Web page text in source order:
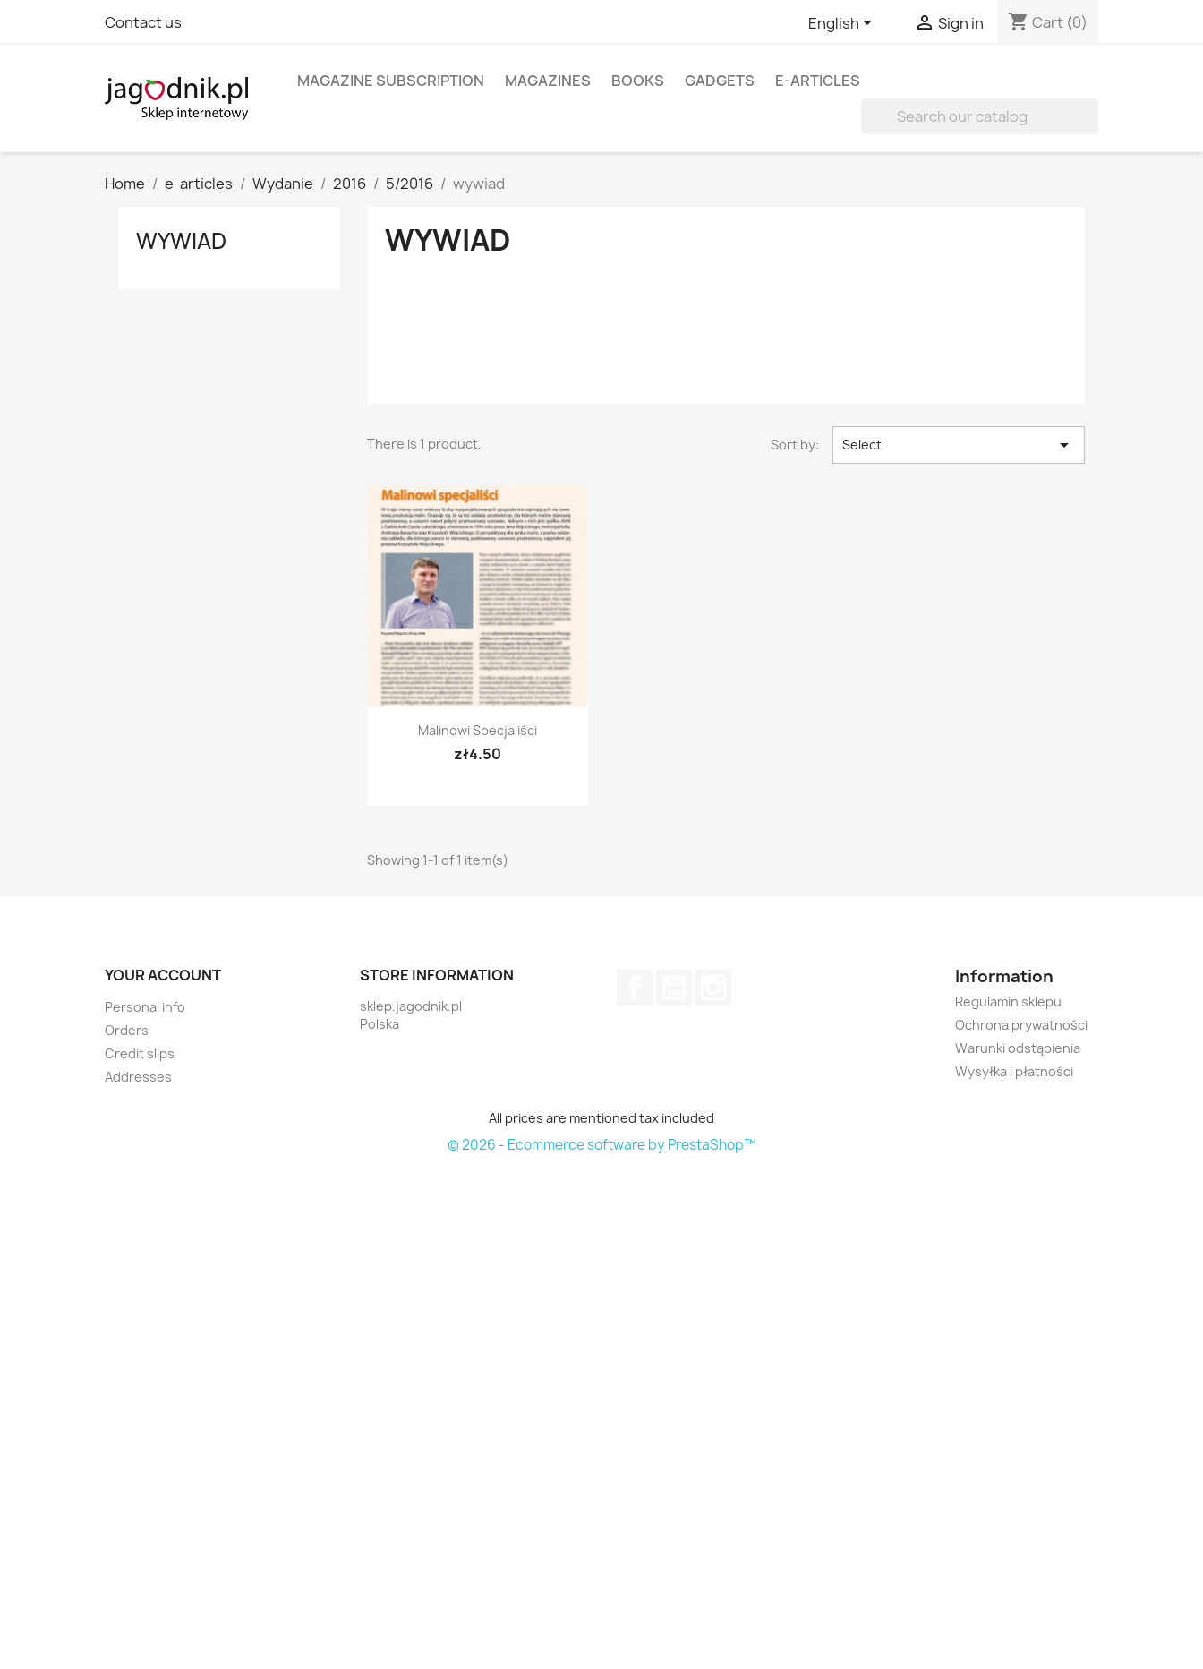
Contact us English  Sign in shopping_cart Cart (0)
MAGAZINE SUBSCRIPTION MAGAZINES BOOKS GADGETS E-ARTICLES

Home e-articles Wydanie 2016 5/2016 wywiad
WYWIAD WYWIAD
There is 1 product. Sort by: Select 
Quick view
Malinowi Specjaliści
zł4.50
Showing 1-1 of 1 item(s)
YOUR ACCOUNT
Personal info
Orders
Credit slips
Addresses
STORE INFORMATION
sklep.jagodnik.pl
Polska
Information
Regulamin sklepu
Ochrona prywatności
Warunki odstąpienia
Wysyłka i płatności
All prices are mentioned tax included
© 2026 - Ecommerce software by PrestaShop™